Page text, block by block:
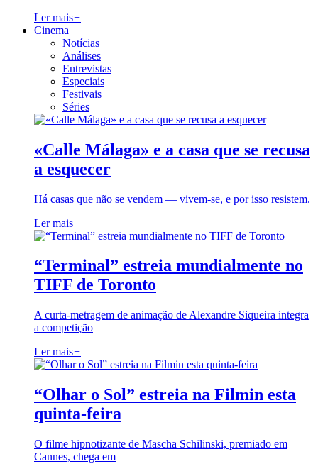
Ler mais+
Cinema
Notícias
Análises
Entrevistas
Especiais
Festivais
Séries
«Calle Málaga» e a casa que se recusa
a esquecer
Há casas que não se vendem — vivem-se, e por isso resistem.
Ler mais+
“Terminal” estreia mundialmente no
TIFF de Toronto
A curta-metragem de animação de Alexandre Siqueira integra
a competição
Ler mais+
“Olhar o Sol” estreia na Filmin esta
quinta-feira
O filme hipnotizante de Mascha Schilinski, premiado em
Cannes, chega em